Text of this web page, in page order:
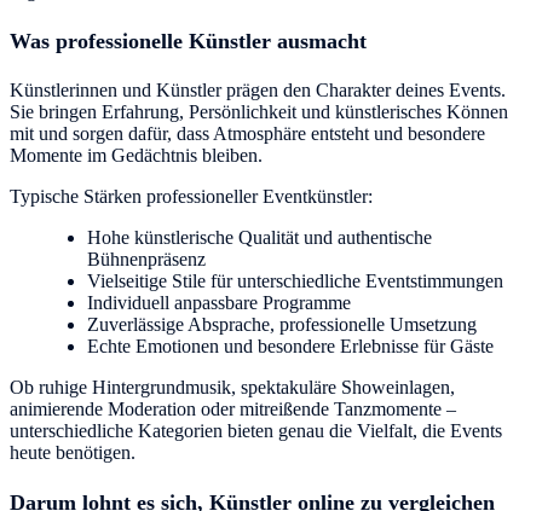
Was professionelle Künstler ausmacht
Künstlerinnen und Künstler prägen den Charakter deines Events.
Sie bringen Erfahrung, Persönlichkeit und künstlerisches Können
mit und sorgen dafür, dass Atmosphäre entsteht und besondere
Momente im Gedächtnis bleiben.
Typische Stärken professioneller Eventkünstler:
Hohe künstlerische Qualität und authentische
Bühnenpräsenz
Vielseitige Stile für unterschiedliche Eventstimmungen
Individuell anpassbare Programme
Zuverlässige Absprache, professionelle Umsetzung
Echte Emotionen und besondere Erlebnisse für Gäste
Ob ruhige Hintergrundmusik, spektakuläre Showeinlagen,
animierende Moderation oder mitreißende Tanzmomente –
unterschiedliche Kategorien bieten genau die Vielfalt, die Events
heute benötigen.
Darum lohnt es sich, Künstler online zu vergleichen